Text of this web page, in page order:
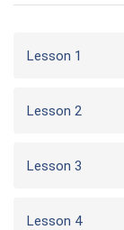
Lesson 1
Lesson 2
Lesson 3
Lesson 4